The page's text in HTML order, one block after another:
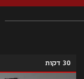
30 דקות